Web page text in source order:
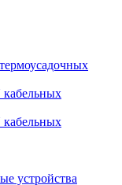
кабельных
кабельных